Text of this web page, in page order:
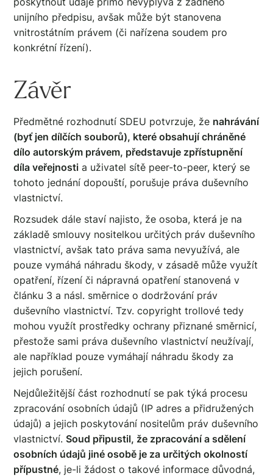
unijního předpisu, avšak může být stanovena
vnitrostátním právem (či nařízena soudem pro
konkrétní řízení).
Závěr
Předmětné rozhodnutí SDEU potvrzuje, že nahrávání
(byť jen dílčích souborů), které obsahují chráněné
dílo autorským právem, představuje zpřístupnění
díla veřejnosti a uživatel sítě peer-to-peer, který se
tohoto jednání dopouští, porušuje práva duševního
vlastnictví.
Rozsudek dále staví najisto, že osoba, která je na
základě smlouvy nositelkou určitých práv duševního
vlastnictví, avšak tato práva sama nevyužívá, ale
pouze vymáhá náhradu škody, v zásadě může využít
opatření, řízení či nápravná opatření stanovená v
článku 3 a násl. směrnice o dodržování práv
duševního vlastnictví. Tzv. copyright trollové tedy
mohou využít prostředky ochrany přiznané směrnicí,
přestože sami práva duševního vlastnictví neužívají,
ale například pouze vymáhají náhradu škody za
jejich porušení.
Nejdůležitější část rozhodnutí se pak týká procesu
zpracování osobních údajů (IP adres a přidružených
údajů) a jejich poskytování nositelům práv duševního
vlastnictví.Soud připustil, že zpracování a sdělení
osobních údajů jiné osobě je za určitých okolností
přípustné, je-li žádost o takové informace důvodná,